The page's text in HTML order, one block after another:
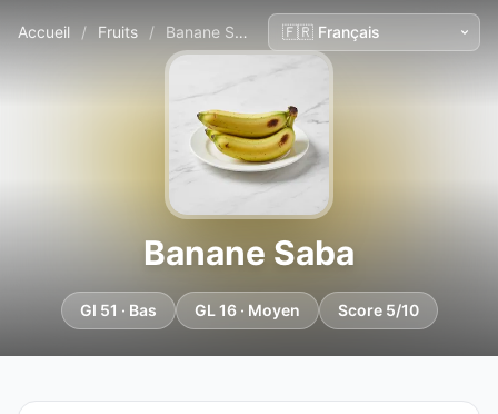
Accueil / Fruits / Banane Saba
Banane Saba
GI 51 · Bas GL 16 · Moyen Score 5/10